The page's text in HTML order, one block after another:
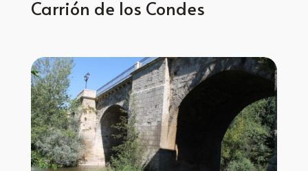
Carrión de los Condes